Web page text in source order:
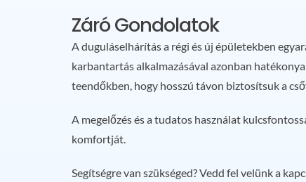
Záró Gondolatok
A duguláselhárítás a régi és új épületekben
karbantartás alkalmazásával azonban
teendőkben, hogy hosszú távon biztosítsuk a
A megelőzés és a tudatos használat
komfortját.
Segítségre van szükséged? Vedd fel velünk a